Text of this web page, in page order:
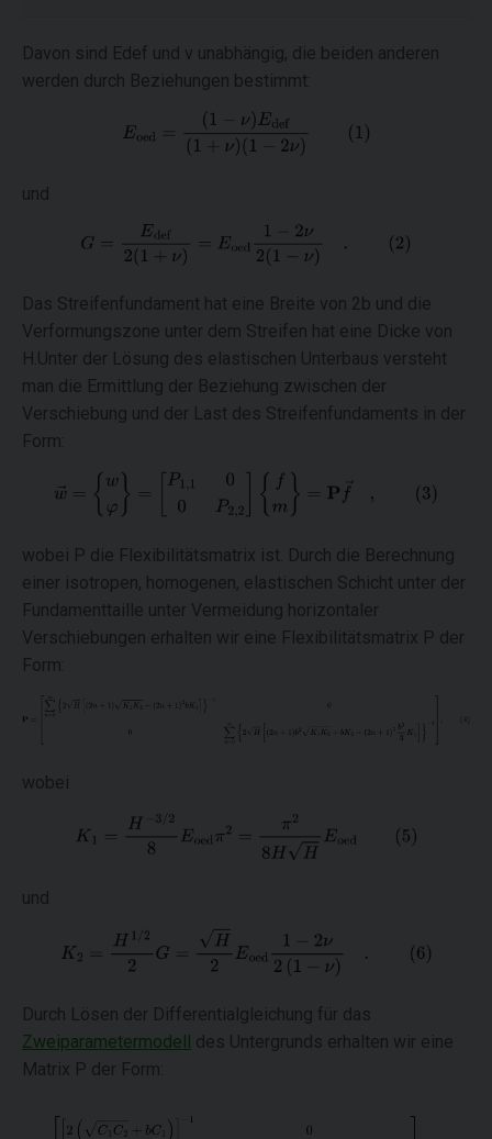
Davon sind Edef und ν unabhängig, die beiden anderen
werden durch Beziehungen bestimmt:
und
Das Streifenfundament hat eine Breite von 2b und die
Verformungszone unter dem Streifen hat eine Dicke von
H.Unter der Lösung des elastischen Unterbaus versteht
man die Ermittlung der Beziehung zwischen der
Verschiebung und der Last des Streifenfundaments in der
Form:
wobei P die Flexibilitätsmatrix ist. Durch die Berechnung
einer isotropen, homogenen, elastischen Schicht unter der
Fundamenttaille unter Vermeidung horizontaler
Verschiebungen erhalten wir eine Flexibilitätsmatrix P der
Form:
wobei
und
Durch Lösen der Differentialgleichung für das
Zweiparametermodell des Untergrunds erhalten wir eine
Matrix P der Form: